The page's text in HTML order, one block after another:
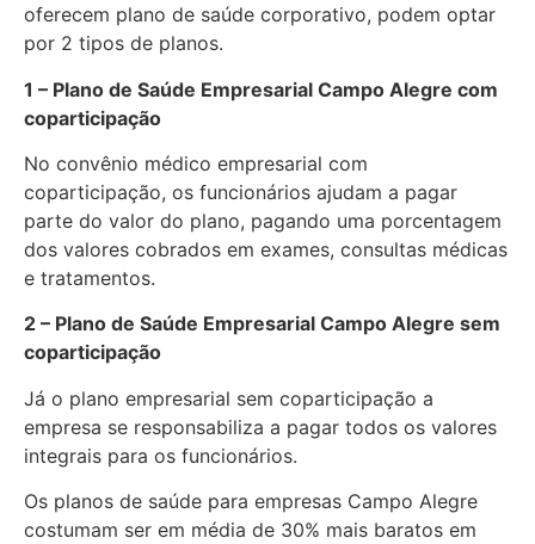
oferecem plano de saúde corporativo, podem optar
por 2 tipos de planos.
1 – Plano de Saúde Empresarial Campo Alegre com
coparticipação
No convênio médico empresarial com
coparticipação, os funcionários ajudam a pagar
parte do valor do plano, pagando uma porcentagem
dos valores cobrados em exames, consultas médicas
e tratamentos.
2 – Plano de Saúde Empresarial Campo Alegre sem
coparticipação
Já o plano empresarial sem coparticipação a
empresa se responsabiliza a pagar todos os valores
integrais para os funcionários.
Os planos de saúde para empresas Campo Alegre
costumam ser em média de 30% mais baratos em